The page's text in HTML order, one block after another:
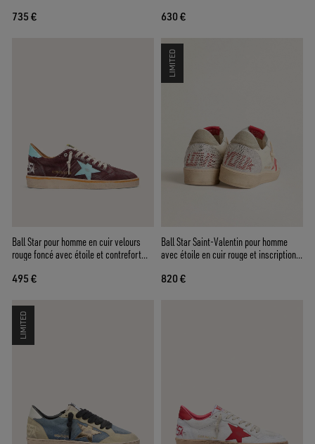
735 € 630 €
Ball Star pour homme en cuir velours
rouge foncé avec étoile et contrefort
495 €
LIMITED
Ball Star Saint-Valentin pour homme
avec étoile en cuir rouge et inscription
820 €
LIMITED